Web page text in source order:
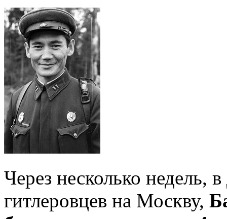
Через несколько недель,
гитлеровцев на Москву,